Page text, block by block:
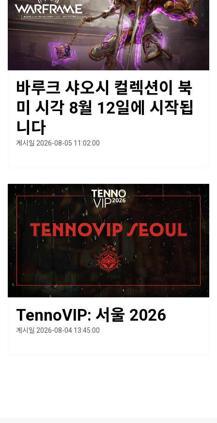
바루크 샤오시 컬렉션이 북
미 시각 8월 12일에 시작됩
니다
게시일 2026-08-05 11:02:00
TennoVIP: 서울 2026
게시일 2026-08-04 13:45:00